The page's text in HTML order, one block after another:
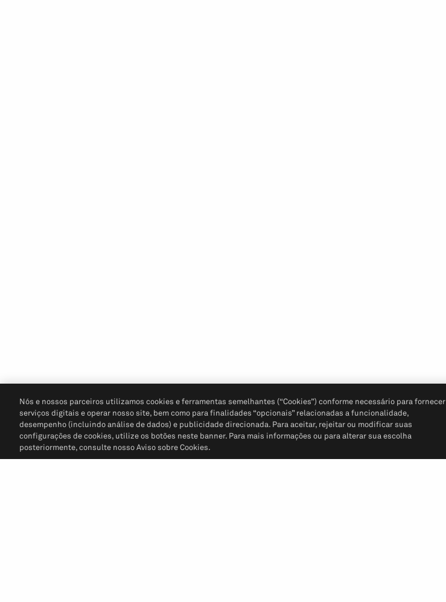
Nós e nossos parceiros utilizamos cookies e ferramentas semelhantes (“Cookies”) conforme necessário para fornecer
serviços digitais e operar nosso site, bem como para finalidades “opcionais” relacionadas a funcionalidade,
desempenho (incluindo análise de dados) e publicidade direcionada. Para aceitar, rejeitar ou modificar suas
configurações de cookies, utilize os botões neste banner. Para mais informações ou para alterar sua escolha
posteriormente, consulte nosso Aviso sobre Cookies.